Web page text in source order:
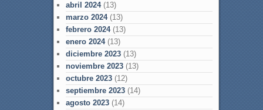
abril 2024(13)
marzo 2024(13)
febrero 2024(13)
enero 2024(13)
diciembre 2023(13)
noviembre 2023(13)
octubre 2023(12)
septiembre 2023(14)
agosto 2023(14)